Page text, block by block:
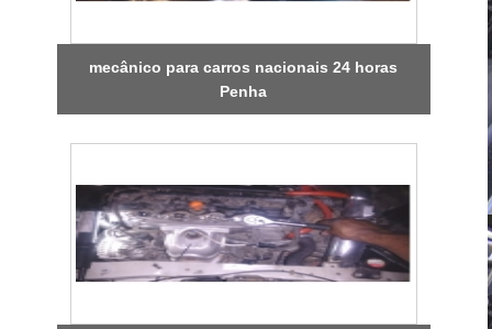
mecânico para carros nacionais 24 horas
Penha